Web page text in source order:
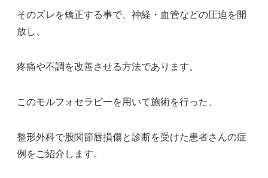
そのズレを矯正する事で、神経・血管などの圧迫を開
放し、
疼痛や不調を改善させる方法であります。
このモルフォセラピーを用いて施術を行った、
整形外科で股関節唇損傷と診断を受けた患者さんの症
例をご紹介します。